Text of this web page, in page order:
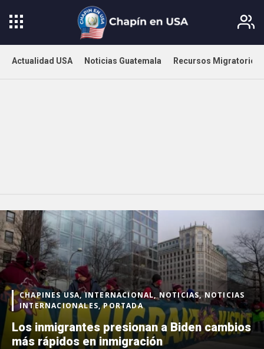
Actualidad USA Noticias Guatemala Recursos Migratorios
CHAPINES USA, INTERNACIONAL, NOTICIAS, NOTICIAS
INTERNACIONALES, PORTADA
Los inmigrantes presionan a Biden cambios
más rápidos en inmigración